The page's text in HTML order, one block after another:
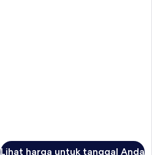
Lihat harga untuk tanggal Anda